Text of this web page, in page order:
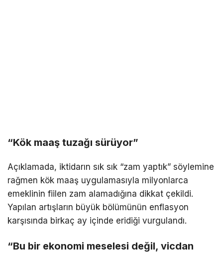
“Kök maaş tuzağı sürüyor”
Açıklamada, iktidarın sık sık “zam yaptık” söylemine
rağmen kök maaş uygulamasıyla milyonlarca
emeklinin fiilen zam alamadığına dikkat çekildi.
Yapılan artışların büyük bölümünün enflasyon
karşısında birkaç ay içinde eridiği vurgulandı.
“Bu bir ekonomi meselesi değil, vicdan